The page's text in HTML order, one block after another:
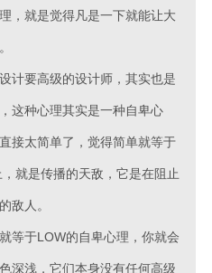
，就是觉得凡是一下就能让大
计要高级的设计师，其实也是
这种心理其实是一种自卑心
接太简单了，觉得简单就等于
就是传播的天敌，它是在阻止
敌人。
等于LOW的自卑心理，你就会
深浅，它们本身没有任何高级